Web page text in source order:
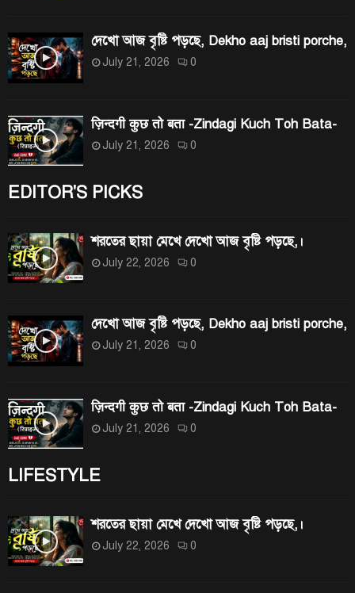
দেখো আজ বৃষ্টি পড়ছে, Dekho aaj bristi porche,
July 21, 2026 0
ज़िन्दगी कुछ तो बता -Zindagi Kuch Toh Bata-
July 21, 2026 0
EDITOR'S PICKS
শরতের ছায়া মেখে দেখো আজ বৃষ্টি পড়ছে,।
July 22, 2026 0
দেখো আজ বৃষ্টি পড়ছে, Dekho aaj bristi porche,
July 21, 2026 0
ज़िन्दगी कुछ तो बता -Zindagi Kuch Toh Bata-
July 21, 2026 0
LIFESTYLE
শরতের ছায়া মেখে দেখো আজ বৃষ্টি পড়ছে,।
July 22, 2026 0